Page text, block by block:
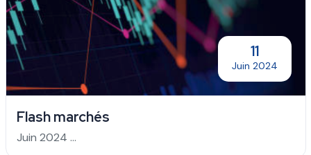
11
Juin 2024
Flash marchés
Juin 2024 ...